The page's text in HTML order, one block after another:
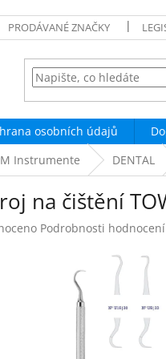
PRODÁVANÉ ZNAČKY
osobních údajů
Instrumente DENTAL
na čištění
Podrobnosti hodnocení